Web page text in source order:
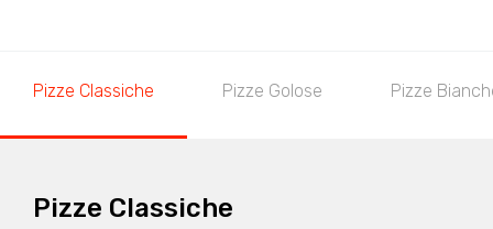
Pizze Classiche Pizze Golose Pizze
Pizze Classiche